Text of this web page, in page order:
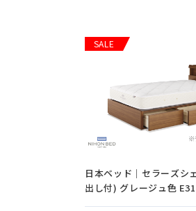
SALE
日本ベッド｜セラーズシ
出し付) グレージュ色